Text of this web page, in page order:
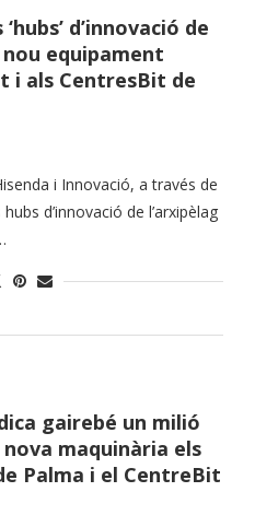
d’innovació de
equipament
i als CentresBit de
i Innovació, a través de
d’innovació de l’arxipèlag
gairebé un milió
maquinària els
Palma i el CentreBit